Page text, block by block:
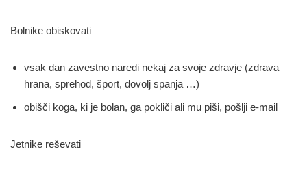
Bolnike obiskovati
vsak dan zavestno naredi nekaj za svoje zdravje (zdrava
hrana, sprehod, šport, dovolj spanja …)
obišči koga, ki je bolan, ga pokliči ali mu piši, pošlji e-mail
Jetnike reševati